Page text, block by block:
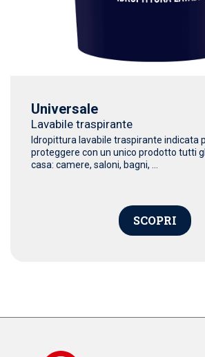
Universale
Lavabile traspirante
Idropittura lavabile traspirante indicata
proteggere con un unico prodotto tutti
casa: camere, saloni, bagni, ...
SCOPRI